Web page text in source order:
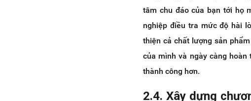
tâm chu đáo của bạn tới họ
nghiệp điều tra mức độ hài
thiện cả chất lượng sản
của mình và ngày càng
thành công hơn.
2.4. Xây dựng